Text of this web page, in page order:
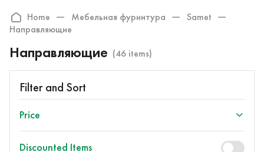
Contacts
Home Мебельная фурнитура
Samet
Направляющие
Направляющие (46 items)
Filter and Sort
Price
Discounted Items